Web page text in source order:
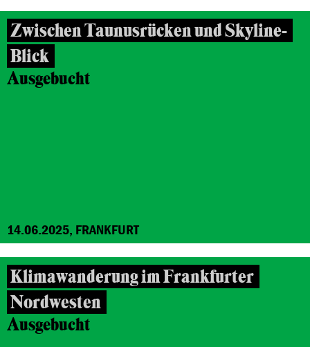
Zwischen Taunusrücken und Skyline-
Blick
Ausgebucht
14.06.2025, FRANKFURT
Klimawanderung im Frankfurter
Nordwesten
Ausgebucht